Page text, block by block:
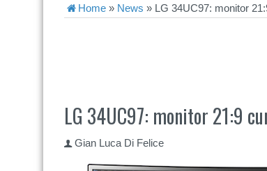
Home » News » LG 34UC97: monitor
LG 34UC97: monitor 21:9
Gian Luca Di Felice